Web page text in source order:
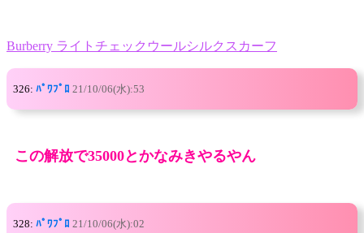
Burberry ライトチェックウールシルクスカーフ
326: ﾊﾟﾜﾌﾟﾛ 21/10/06(水):53
この解放で35000とかなみきやるやん
328: ﾊﾟﾜﾌﾟﾛ 21/10/06(水):02